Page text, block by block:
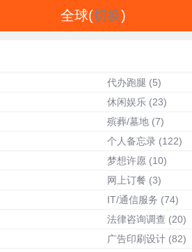
全球(切换)
代办跑腿 (5)
休闲娱乐 (23)
殡葬/墓地 (7)
个人备忘录 (122)
梦想许愿 (10)
网上订餐 (3)
IT/通信服务 (74)
法律咨询调查 (20)
广告印刷设计 (82)